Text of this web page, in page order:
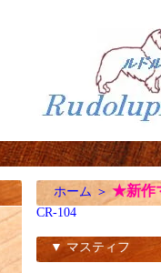
ホーム ＞★新作
CR-104
▼ マスティフ